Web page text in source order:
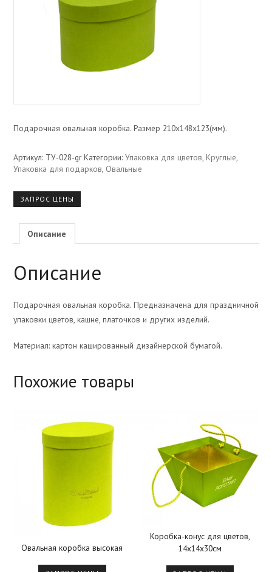
Подарочная овальная коробка. Размер 210х148х123(мм).
Артикул: ТУ-028-gr Категории: Упаковка для цветов, Круглые,
Упаковка для подарков, Овальные
ЗАПРОС ЦЕНЫ
Описание
Описание
Подарочная овальная коробка. Предназначена для праздничной
упаковки цветов, кашне, платочков и других изделий.
Материал: картон кашированный дизайнерской бумагой.
Похожие товары
Овальная коробка высокая
Коробка-конус для цветов,
14х14х30см